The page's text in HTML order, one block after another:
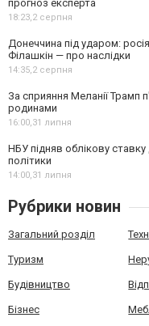
прогноз експерта
18:23,2 серпня
Донеччина під ударом:
Філашкін — про наслідки
14:35,2 серпня
За сприяння Меланії Трамп
родинами
16:00,31 липня
НБУ підняв облікову
політики
14:00,31 липня
Рубрики новин
Загальний розділ
Туризм
Будівництво
Бізнес